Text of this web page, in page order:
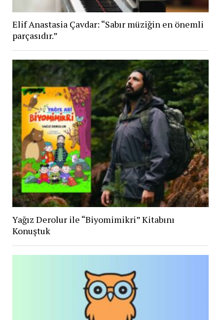
Elif Anastasia Çavdar: “Sabır müziğin en önemli
parçasıdır.”
Yağız Derolur ile “Biyomimikri” Kitabını
Konuştuk